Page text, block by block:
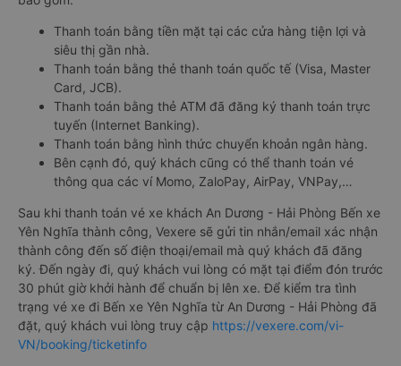
Thanh toán bằng tiền mặt tại các cửa hàng tiện lợi và
siêu thị gần nhà.
Thanh toán bằng thẻ thanh toán quốc tế (Visa, Master
Card, JCB).
Thanh toán bằng thẻ ATM đã đăng ký thanh toán trực
tuyến (Internet Banking).
Thanh toán bằng hình thức chuyển khoản ngân hàng.
Bên cạnh đó, quý khách cũng có thể thanh toán vé
thông qua các ví Momo, ZaloPay, AirPay, VNPay,…
Sau khi thanh toán vé xe khách An Dương - Hải Phòng Bến xe
Yên Nghĩa thành công, Vexere sẽ gửi tin nhắn/email xác nhận
thành công đến số điện thoại/email mà quý khách đã đăng
ký. Đến ngày đi, quý khách vui lòng có mặt tại điểm đón trước
30 phút giờ khởi hành để chuẩn bị lên xe. Để kiểm tra tình
trạng vé xe đi Bến xe Yên Nghĩa từ An Dương - Hải Phòng đã
đặt, quý khách vui lòng truy cập https://vexere.com/vi-
VN/booking/ticketinfo